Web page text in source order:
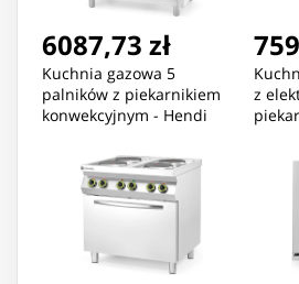
6087,73 zł
Kuchnia gazowa 5
palników z piekarnikiem
konwekcyjnym - Hendi
z